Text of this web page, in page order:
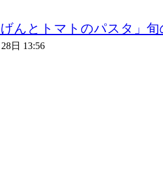
んとトマトのパスタ」旬
日 13:56